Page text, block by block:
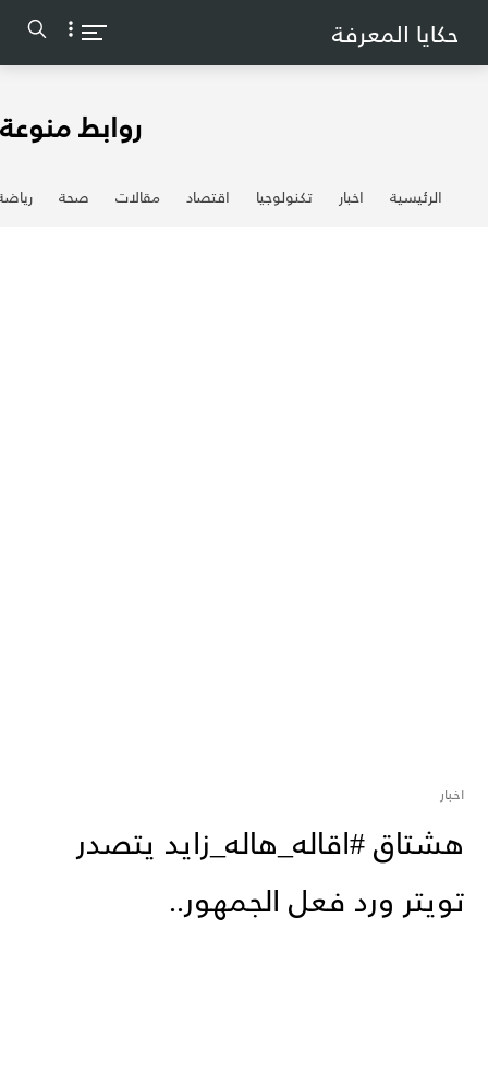
حكايا المعرفة
روابط منوعة
الرئيسية اخبار تكنولوجيا اقتصاد مقالات صحة
اخبار
هشتاق #اقاله_هاله_زايد يتصدر
تويتر ورد فعل الجمهور..